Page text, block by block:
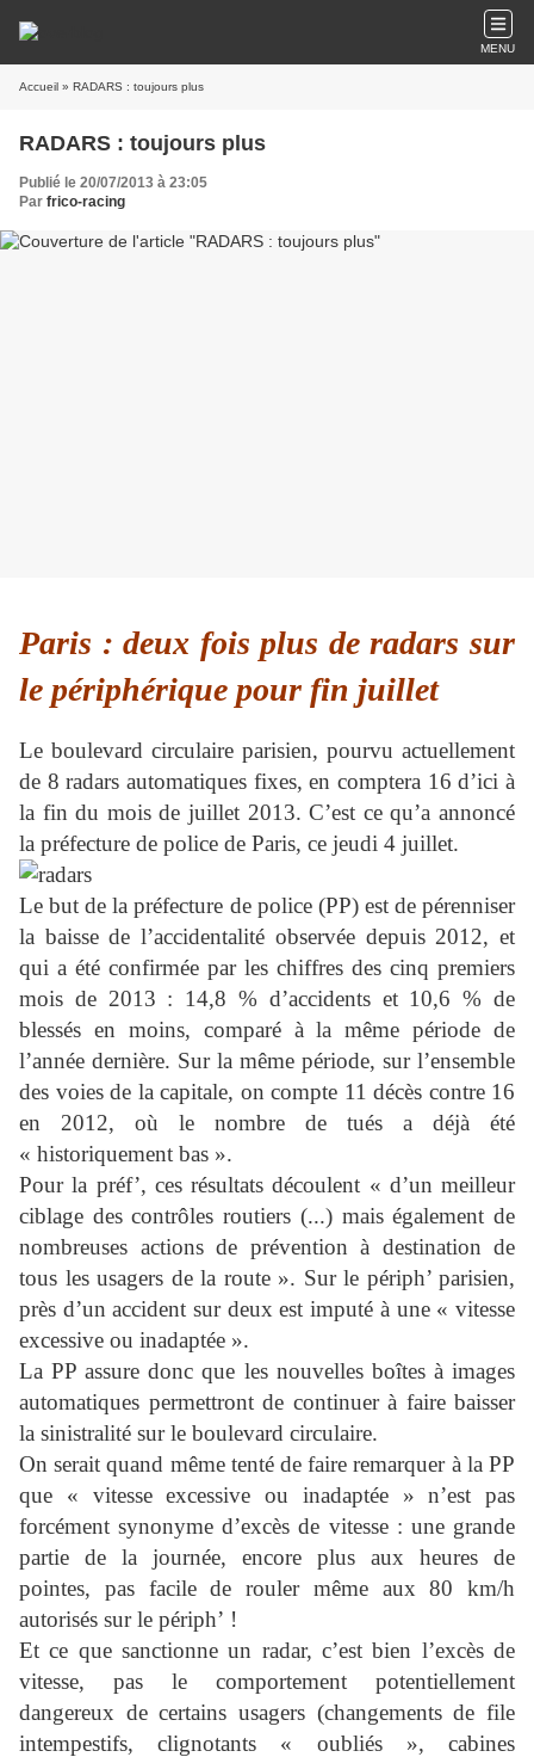
MENU
Accueil » RADARS : toujours plus
RADARS : toujours plus
Publié le 20/07/2013 à 23:05
Par frico-racing
Paris : deux fois plus de radars sur
le périphérique pour fin juillet
Le boulevard circulaire parisien, pourvu actuellement
de 8 radars automatiques fixes, en comptera 16 d’ici à
la fin du mois de juillet 2013. C’est ce qu’a annoncé
la préfecture de police de Paris, ce jeudi 4 juillet.
Le but de la préfecture de police (PP) est de pérenniser
la baisse de l’accidentalité observée depuis 2012, et
qui a été confirmée par les chiffres des cinq premiers
mois de 2013 : 14,8 % d’accidents et 10,6 % de
blessés en moins, comparé à la même période de
l’année dernière. Sur la même période, sur l’ensemble
des voies de la capitale, on compte 11 décès contre 16
en 2012, où le nombre de tués a déjà été
« historiquement bas ».
Pour la préf’, ces résultats découlent « d’un meilleur
ciblage des contrôles routiers (...) mais également de
nombreuses actions de prévention à destination de
tous les usagers de la route ». Sur le périph’ parisien,
près d’un accident sur deux est imputé à une « vitesse
excessive ou inadaptée ».
La PP assure donc que les nouvelles boîtes à images
automatiques permettront de continuer à faire baisser
la sinistralité sur le boulevard circulaire.
On serait quand même tenté de faire remarquer à la PP
que « vitesse excessive ou inadaptée » n’est pas
forcément synonyme d’excès de vitesse : une grande
partie de la journée, encore plus aux heures de
pointes, pas facile de rouler même aux 80 km/h
autorisés sur le périph’ !
Et ce que sanctionne un radar, c’est bien l’excès de
vitesse, pas le comportement potentiellement
dangereux de certains usagers (changements de file
intempestifs, clignotants « oubliés », cabines